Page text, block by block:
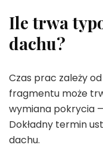
Ile trwa
dachu?
Czas prac zależy
fragmentu może
wymiana pokrycia
Dokładny termin
dachu.